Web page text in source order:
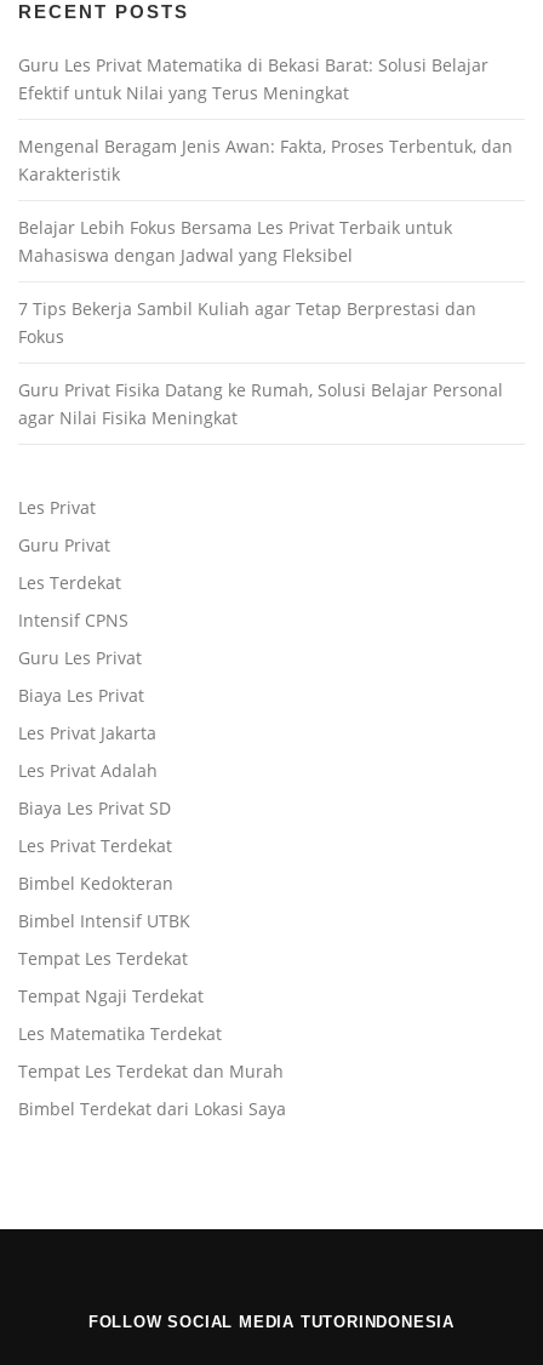
RECENT POSTS
Guru Les Privat Matematika di Bekasi Barat: Solusi Belajar
Efektif untuk Nilai yang Terus Meningkat
Mengenal Beragam Jenis Awan: Fakta, Proses Terbentuk, dan
Karakteristik
Belajar Lebih Fokus Bersama Les Privat Terbaik untuk
Mahasiswa dengan Jadwal yang Fleksibel
7 Tips Bekerja Sambil Kuliah agar Tetap Berprestasi dan
Fokus
Guru Privat Fisika Datang ke Rumah, Solusi Belajar Personal
agar Nilai Fisika Meningkat
Les Privat
Guru Privat
Les Terdekat
Intensif CPNS
Guru Les Privat
Biaya Les Privat
Les Privat Jakarta
Les Privat Adalah
Biaya Les Privat SD
Les Privat Terdekat
Bimbel Kedokteran
Bimbel Intensif UTBK
Tempat Les Terdekat
Tempat Ngaji Terdekat
Les Matematika Terdekat
Tempat Les Terdekat dan Murah
Bimbel Terdekat dari Lokasi Saya
FOLLOW SOCIAL MEDIA TUTORINDONESIA